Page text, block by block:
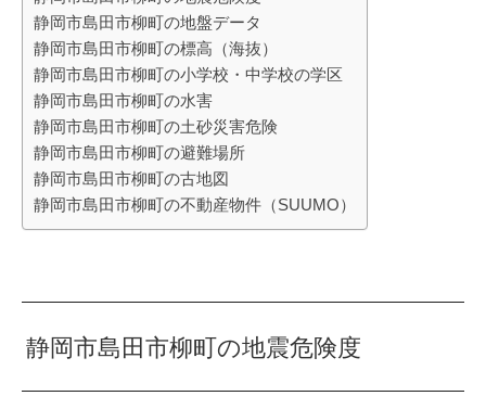
静岡市島田市柳町の地盤データ
静岡市島田市柳町の標高（海抜）
静岡市島田市柳町の小学校・中学校の学区
静岡市島田市柳町の水害
静岡市島田市柳町の土砂災害危険
静岡市島田市柳町の避難場所
静岡市島田市柳町の古地図
静岡市島田市柳町の不動産物件（SUUMO）
静岡市島田市柳町の地震危険度